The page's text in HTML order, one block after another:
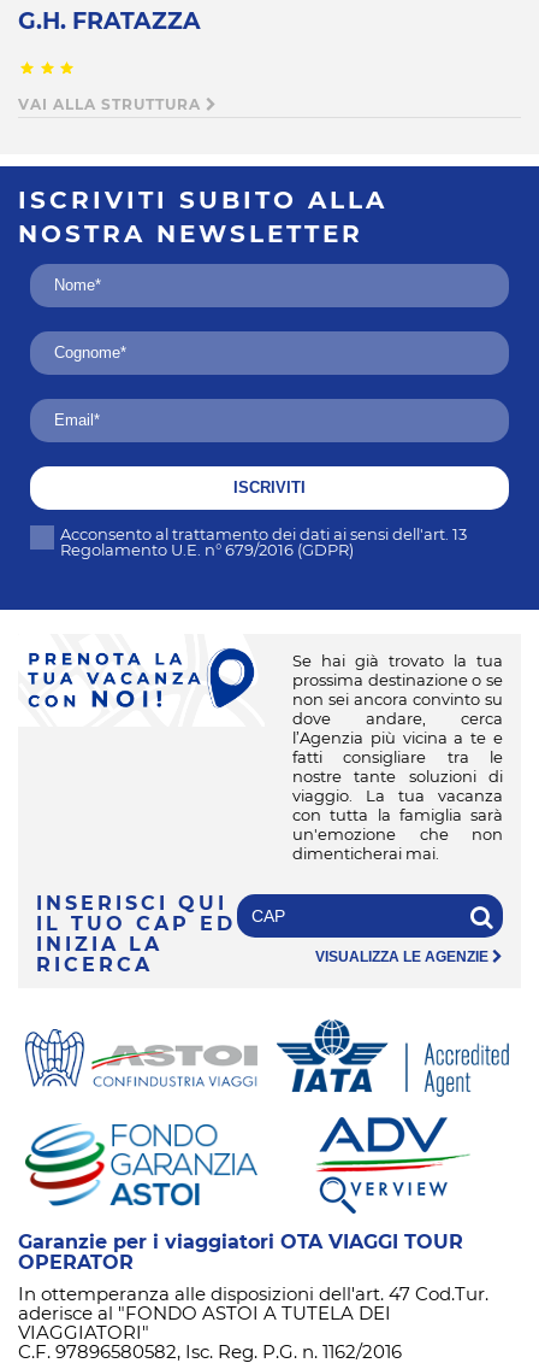
G.H. FRATAZZA
VAI ALLA STRUTTURA
ISCRIVITI SUBITO ALLA
NOSTRA
NEWSLETTER
ISCRIVITI
Acconsento al trattamento dei dati ai sensi dell'art. 13
Regolamento U.E. n° 679/2016 (GDPR)
Se hai già trovato la tua
prossima destinazione o se
non sei ancora convinto su
dove andare, cerca
l’Agenzia più vicina a te e
fatti consigliare tra le
nostre tante soluzioni di
viaggio. La tua vacanza
con tutta la famiglia sarà
un'emozione che non
dimenticherai mai.
INSERISCI QUI
IL TUO CAP
ED
INIZIA LA
RICERCA
VISUALIZZA LE AGENZIE
Garanzie per i viaggiatori OTA VIAGGI TOUR
OPERATOR
In ottemperanza alle disposizioni dell'art. 47 Cod.Tur.
aderisce al "FONDO ASTOI A TUTELA DEI
VIAGGIATORI"
C.F. 97896580582, Isc. Reg. P.G. n. 1162/2016